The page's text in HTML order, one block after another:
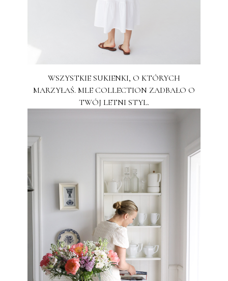
WSZYSTKIE SUKIENKI, O KTÓRYCH
MARZYŁAŚ. MLE COLLECTION ZADBAŁO O
TWÓJ LETNI STYL.